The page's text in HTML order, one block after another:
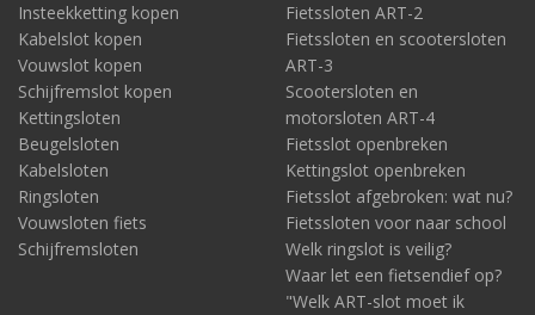
Insteekketting kopen
Kabelslot kopen
Vouwslot kopen
Schijfremslot kopen
Kettingsloten
Beugelsloten
Kabelsloten
Ringsloten
Vouwsloten fiets
Schijfremsloten
Fietssloten ART-2
Fietssloten en scootersloten
ART-3
Scootersloten en
motorsloten ART-4
Fietsslot openbreken
Kettingslot openbreken
Fietsslot afgebroken: wat nu?
Fietssloten voor naar school
Welk ringslot is veilig?
Waar let een fietsendief op?
"Welk ART-slot moet ik